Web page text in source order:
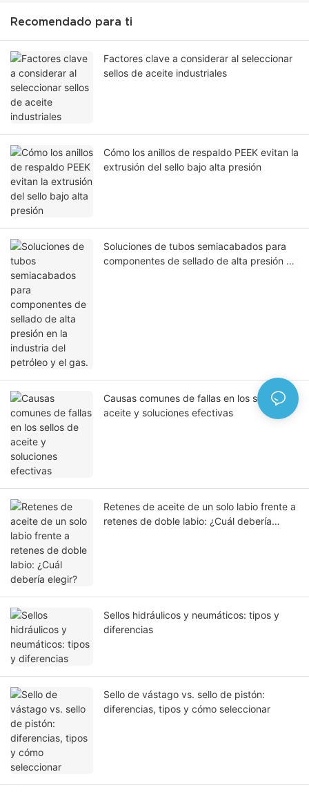
Recomendado para ti
Factores clave a considerar al seleccionar
sellos de aceite industriales
Cómo los anillos de respaldo PEEK evitan la
extrusión del sello bajo alta presión
Soluciones de tubos semiacabados para
componentes de sellado de alta presión en
Causas comunes de fallas en los sellos de
aceite y soluciones efectivas
Retenes de aceite de un solo labio frente a
retenes de doble labio: ¿Cuál debería
Sellos hidráulicos y neumáticos: tipos y
diferencias
Sello de vástago vs. sello de pistón:
diferencias, tipos y cómo seleccionar